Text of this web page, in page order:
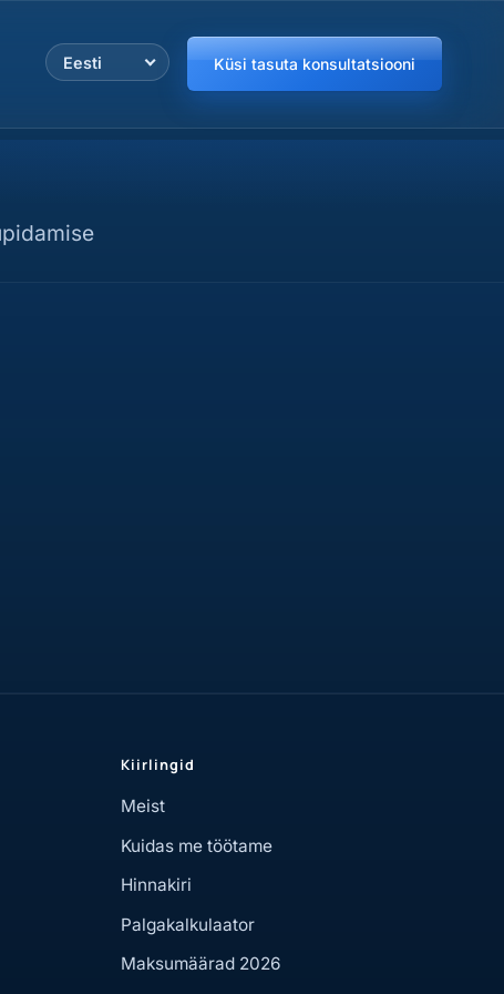
Eesti Küsi tasuta konsultatsiooni
Kiirlingid
Meist
Kuidas me töötame
Hinnakiri
Palgakalkulaator
Maksumäärad 2026